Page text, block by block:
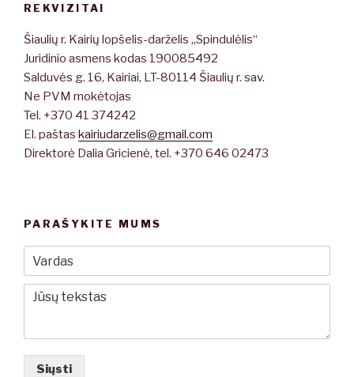
REKVIZITAI
Šiaulių r. Kairių lopšelis-darželis „Spindulėlis“
Juridinio asmens kodas 190085492
Salduvės g. 16, Kairiai, LT-80114 Šiaulių r. sav.
Ne PVM mokėtojas
Tel. +370 41 374242
El. paštas kairiudarzelis@gmail.com
Direktorė Dalia Gricienė, tel. +370 646 02473
PARAŠYKITE MUMS
Siųsti